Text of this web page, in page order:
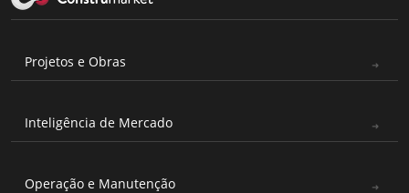
Projetos e Obras
Inteligência de Mercado
Operação e Manutenção